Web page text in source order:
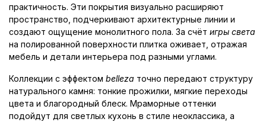
практичность. Эти покрытия визуально расширяют
пространство, подчеркивают архитектурные линии и
создают ощущение монолитного пола. За счёт игры света
на полированной поверхности плитка оживает, отражая
мебель и детали интерьера под разными углами.
Коллекции с эффектом belleza точно передают структуру
натурального камня: тонкие прожилки, мягкие переходы
цвета и благородный блеск. Мраморные оттенки
подойдут для светлых кухонь в стиле неоклассика, а